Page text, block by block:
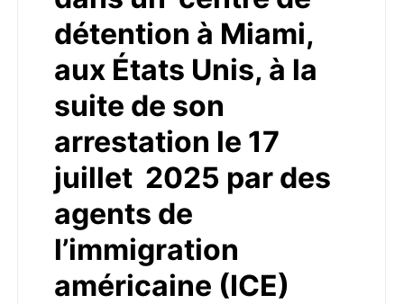
détention à Miami,
aux États Unis, à la
suite de son
arrestation le 17
juillet 2025 par des
agents de
l’immigration
américaine (ICE)